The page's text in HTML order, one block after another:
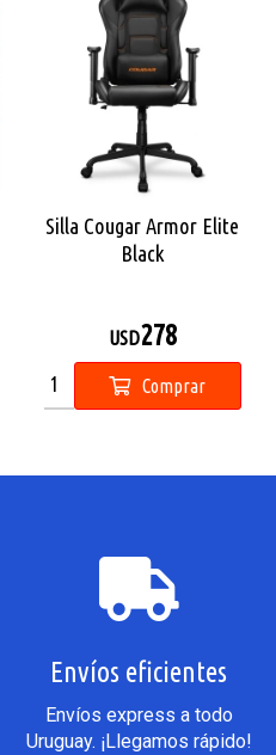
Silla Cougar Armor Elite
Black
USD278
Comprar
Envíos eficientes
Envíos express a todo
Uruguay. ¡Llegamos rápido!